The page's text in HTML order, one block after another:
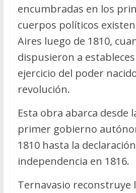
encumbradas en los
cuerpos políticos
Aires luego de 1810,
dispusieron a
ejercicio del poder
revolución.
Esta obra abarca desde
primer gobierno
1810 hasta la
independencia en 1816.
Ternavasio reconstruye